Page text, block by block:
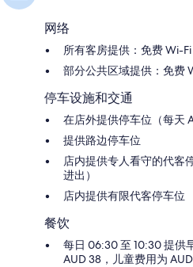
网络
所有客房提供：免费 Wi-Fi
部分公共区域提供：免费
停车设施和交通
在店外提供停车位（每天
提供路边停车位
店内提供专人看守的代客
进出）
店内提供有限代客停车位
餐饮
每日 06:30 至 10:30 提供
AUD 38，儿童费用为